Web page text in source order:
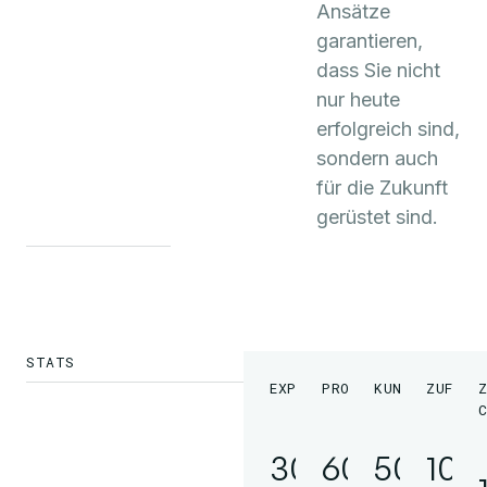
Ansätze
garantieren,
dass Sie nicht
nur heute
erfolgreich sind,
sondern auch
für die Zukunft
gerüstet sind.
STATS
EXPERTEN
30+
PROJEKTE
60+
KUNDEN
50+